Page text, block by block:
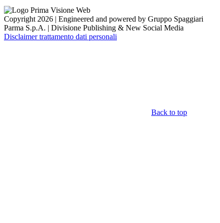
Copyright 2026 | Engineered and powered by Gruppo Spaggiari
Parma S.p.A. | Divisione Publishing & New Social Media
Disclaimer trattamento dati personali
Back to top